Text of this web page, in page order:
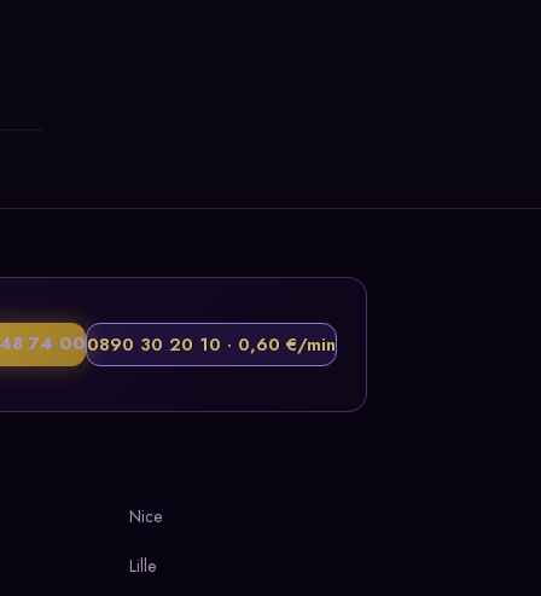
74 000890 30 20 10 · 0,60 €/min
Nice
Lille